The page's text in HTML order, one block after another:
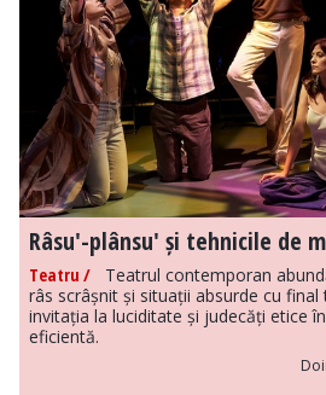
Râsu'-plânsu' și tehnicile de
Teatru / Teatrul contemporan
râs scrâșnit și situații absurde cu
invitația la luciditate și judecăți etice
eficientă.